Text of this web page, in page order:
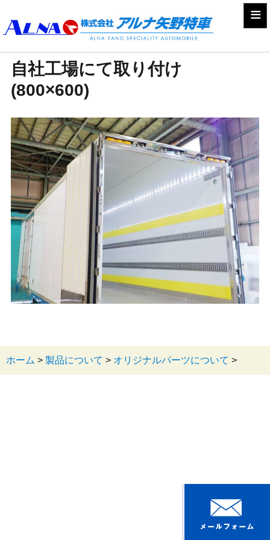
≡
自社工場にて取り付け
(800×600)
ホーム > 製品について > オリジナルパーツについて >